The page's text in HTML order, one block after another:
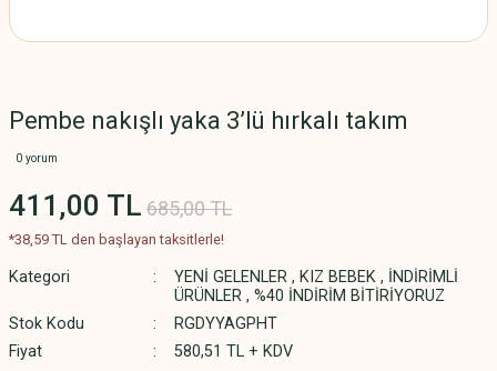
Pembe nakışlı yaka 3’lü hırkalı takım
0 yorum
411,00 TL 685,00 TL
*38,59 TL den başlayan taksitlerle!
Kategori YENİ GELENLER , KIZ BEBEK , İNDİRİMLİ
ÜRÜNLER , %40 İNDİRİM BİTİRİYORUZ
Stok Kodu
RGDYYAGPHT
Fiyat
580,51 TL + KDV